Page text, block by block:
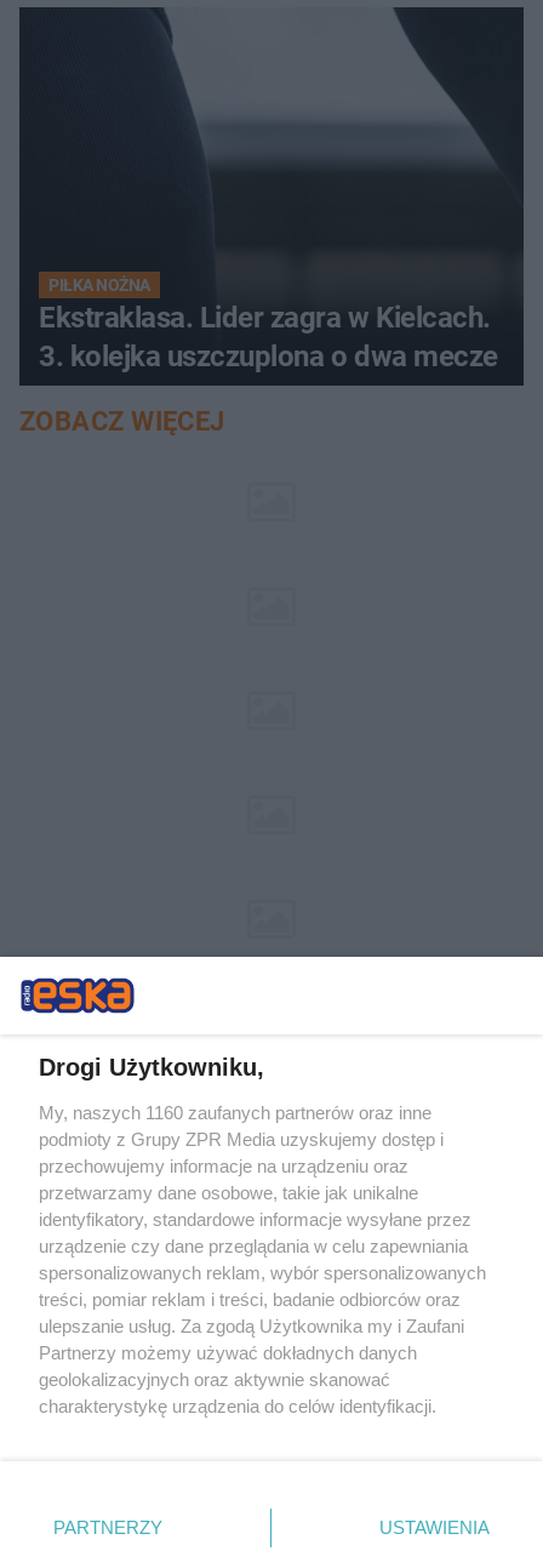
PIŁKA NOŻNA
Ekstraklasa. Lider zagra w Kielcach.
3. kolejka uszczuplona o dwa mecze
ZOBACZ WIĘCEJ
Żaden utwór zamieszczony w serwisie nie może być powielany i
rozpowszechniany lub dalej rozpowszechniany w jakikolwiek sposób (w
tym także elektroniczny lub mechaniczny) na jakimkolwiek polu
eksploatacji w jakiejkolwiek formie, włącznie z umieszczaniem w
Internecie bez pisemnej zgody właściciela praw. Jakiekolwiek użycie lub
wykorzystanie utworów w całości lub w części z naruszeniem prawa,
tzn. bez właściwej zgody, jest zabronione pod groźbą kary i może być
ścigane prawnie.
Drogi Użytkowniku,
My, naszych 1160 zaufanych partnerów oraz inne
podmioty z Grupy ZPR Media uzyskujemy dostęp i
przechowujemy informacje na urządzeniu oraz
przetwarzamy dane osobowe, takie jak unikalne
identyfikatory, standardowe informacje wysyłane przez
urządzenie czy dane przeglądania w celu zapewniania
spersonalizowanych reklam, wybór spersonalizowanych
treści, pomiar reklam i treści, badanie odbiorców oraz
ulepszanie usług. Za zgodą Użytkownika my i Zaufani
Partnerzy możemy używać dokładnych danych
geolokalizacyjnych oraz aktywnie skanować
charakterystykę urządzenia do celów identyfikacji.
zmienić/wycofać klikając przycisk ustawień prywatności
znajdujący się w lewym dolnym rogu strony
PARTNERZY USTAWIENIA